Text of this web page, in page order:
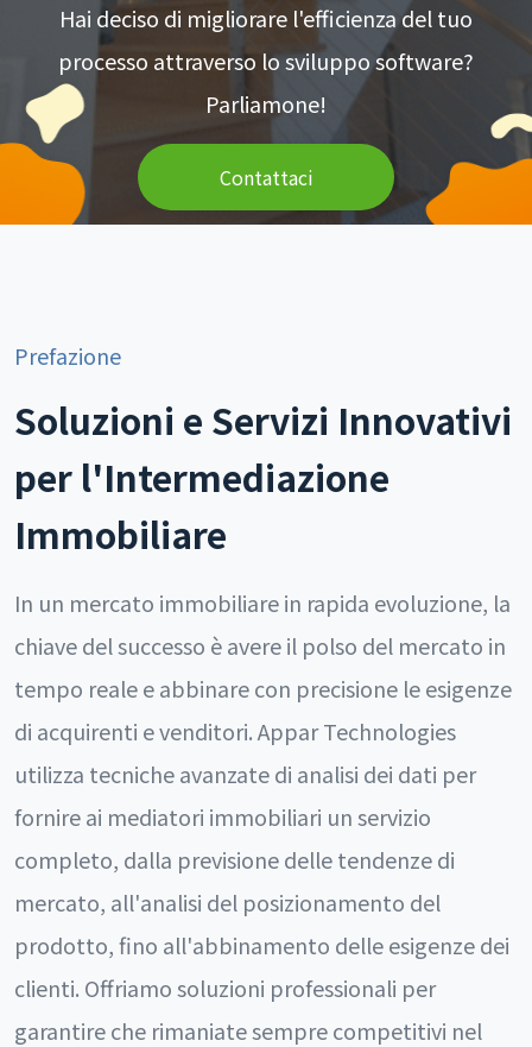
Hai deciso di migliorare l'efficienza del tuo
processo attraverso lo sviluppo software?
Parliamone!
Contattaci
Prefazione
Soluzioni e Servizi Innovativi
per l'Intermediazione
Immobiliare
In un mercato immobiliare in rapida evoluzione, la
chiave del successo è avere il polso del mercato in
tempo reale e abbinare con precisione le esigenze
di acquirenti e venditori. Appar Technologies
utilizza tecniche avanzate di analisi dei dati per
fornire ai mediatori immobiliari un servizio
completo, dalla previsione delle tendenze di
mercato, all'analisi del posizionamento del
prodotto, fino all'abbinamento delle esigenze dei
clienti. Offriamo soluzioni professionali per
garantire che rimaniate sempre competitivi nel